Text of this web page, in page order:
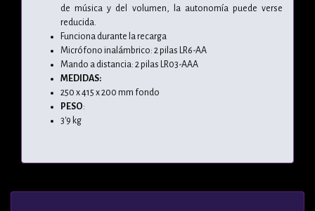
de música y del volumen, la autonomía puede verse
reducida.
Funciona durante la recarga
Micrófono inalámbrico: 2 pilas LR6-AA
Mando a distancia: 2 pilas LR03-AAA
MEDIDAS:
250 x 415 x 200 mm fondo
PESO:
3'9 kg